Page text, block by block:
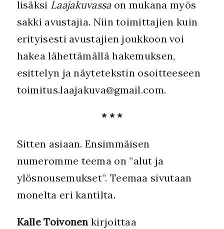
lisäksi Laajakuvassaon mukana myös
sakki avustajia. Niin toimittajien kuin
erityisesti avustajien joukkoon voi
hakea lähettämällä hakemuksen,
esittelyn ja näytetekstin osoitteeseen
toimitus.laajakuva@gmail.com.
* * *
Sitten asiaan. Ensimmäisen
numeromme teema on ”alut ja
ylösnousemukset”. Teemaa sivutaan
monelta eri kantilta.
Kalle Toivonen kirjoittaa